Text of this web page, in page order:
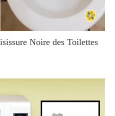
Noire des Toilettes